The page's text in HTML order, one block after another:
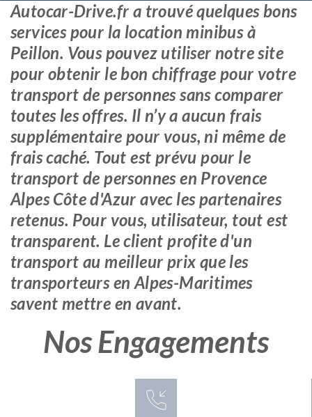
Autocar-Drive.fr a trouvé quelques bons
services pour la location minibus à
Peillon. Vous pouvez utiliser notre site
pour obtenir le bon chiffrage pour votre
transport de personnes sans comparer
toutes les offres. Il n’y a aucun frais
supplémentaire pour vous, ni même de
frais caché. Tout est prévu pour le
transport de personnes en Provence
Alpes Côte d'Azur avec les partenaires
retenus. Pour vous, utilisateur, tout est
transparent. Le client profite d'un
transport au meilleur prix que les
transporteurs en Alpes-Maritimes
savent mettre en avant.
Nos Engagements